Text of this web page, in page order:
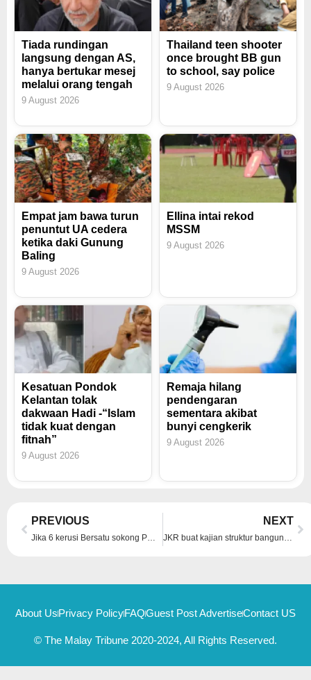
Tiada rundingan
langsung dengan AS,
hanya bertukar mesej
melalui orang tengah
9 August 2026
Thailand teen shooter
once brought BB gun
to school, say police
9 August 2026
Empat jam bawa turun
penuntut UA cedera
ketika daki Gunung
Baling
9 August 2026
Ellina intai rekod
MSSM
9 August 2026
Kesatuan Pondok
Kelantan tolak
dakwaan Hadi -“Islam
tidak kuat dengan
fitnah”
9 August 2026
Remaja hilang
pendengaran
sementara akibat
bunyi cengkerik
9 August 2026
Prev
PREVIOUS
Jika 6 kerusi Bersatu sokong PMX kekal, 10 kerusi BN sokong PN – Annuar
NEXT
JKR buat kajian struktur bangunan Rumah Pangsa Kuala Perlis
About Us Privacy PolicyFAQGuest Post AdvertiseContact US
© The Malay Tribune 2020-2024, All Rights Reserved.